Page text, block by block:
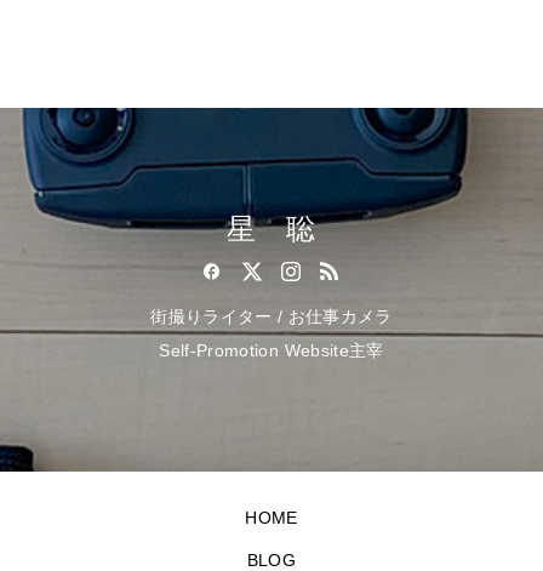
星 聡
街撮りライター / お仕事カメラ
Self-Promotion Website主宰
HOME
BLOG